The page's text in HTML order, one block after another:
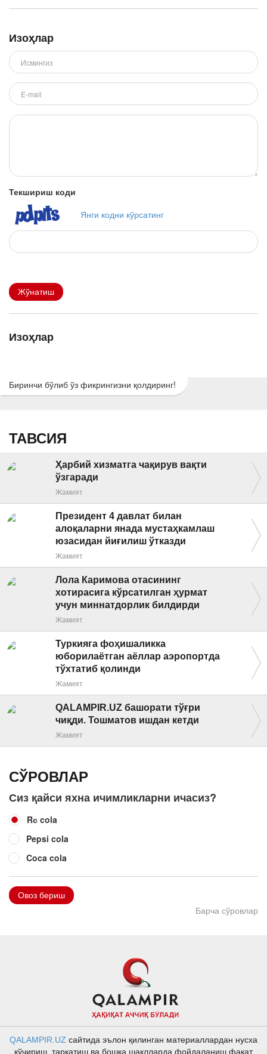
Изоҳлар
Текшириш коди
Янги кодни кўрсатинг
Жўнатиш
Изоҳлар
Биринчи бўлиб ўз фикрингизни қолдиринг!
ТАВСИЯ
Ҳарбий хизматга чақирув вақти
ўзгаради
Жамият
Президент 4 давлат билан
алоқаларни янада мустаҳкамлаш
юзасидан йиғилиш ўтказди
Жамият
Лола Каримова отасининг
хотирасига кўрсатилган ҳурмат
учун миннатдорлик билдирди
Жамият
Туркияга фоҳишаликка
юборилаётган аёллар аэропортда
тўхтатиб қолинди
Жамият
QALAMPIR.UZ башорати тўғри
чиқди. Тошматов ишдан кетди
Жамият
СЎРОВЛАР
Сиз қайси яхна ичимликларни ичасиз?
Rс cola
Pepsi cola
Coca cola
Овоз бериш
Барча сўровлар
QALAMPIR.UZ сайтида эълон қилинган материаллардан нусха
кўчириш, тарқатиш ва бошқа шаклларда фойдаланиш фақат